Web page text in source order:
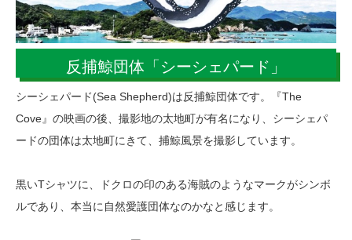
反捕鯨団体「シーシェパード」
シーシェパード(Sea Shepherd)は反捕鯨団体です。『The
Cove』の映画の後、撮影地の太地町が有名になり、シーシェパ
ードの団体は太地町にきて、捕鯨風景を撮影しています。
黒いTシャツに、ドクロの印のある海賊のようなマークがシンボ
ルであり、本当に自然愛護団体なのかなと感じます。